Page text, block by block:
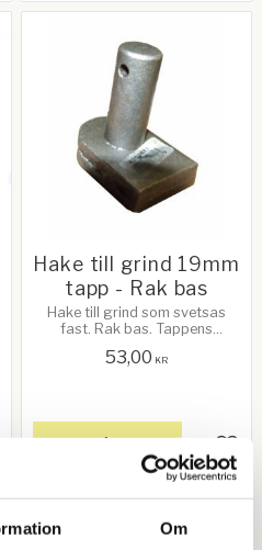
Om
Hake till grind 19mm
tapp - Rak bas
Hake till grind som svetsas
fast. Rak bas. Tappens
53,00 KR